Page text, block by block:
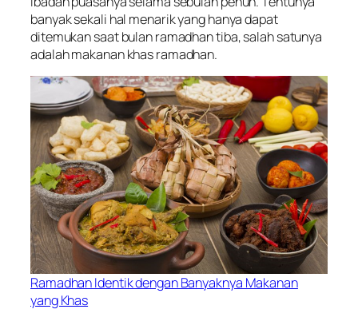
banyak sekali hal menarik yang hanya dapat
ditemukan saat bulan ramadhan tiba, salah satunya
adalah makanan khas ramadhan.
Ramadhan Identik dengan Banyaknya Makanan
yang Khas